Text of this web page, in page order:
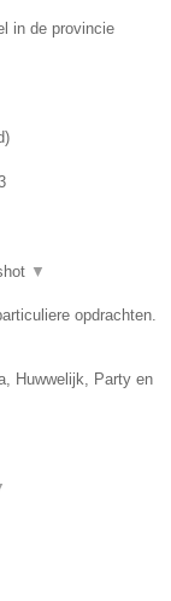
in de provincie
)
▼
opdrachten.
Huwwelijk, Party en